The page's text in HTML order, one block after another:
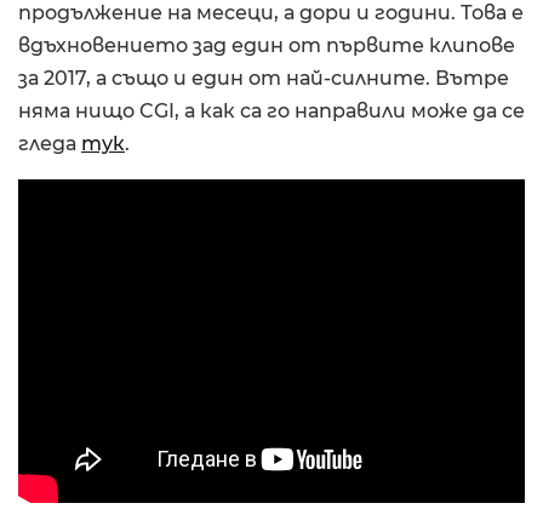
продължение на месеци, а дори и години. Това е
вдъхновението зад един от първите клипове
за 2017, а също и един от най-силните. Вътре
няма нищо CGI, а как са го направили може да се
гледа тук.